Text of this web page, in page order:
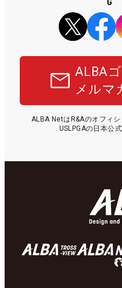
ALBA
メルマ
ALBA NetはR&Aのオフィ
USLPGAの日本公